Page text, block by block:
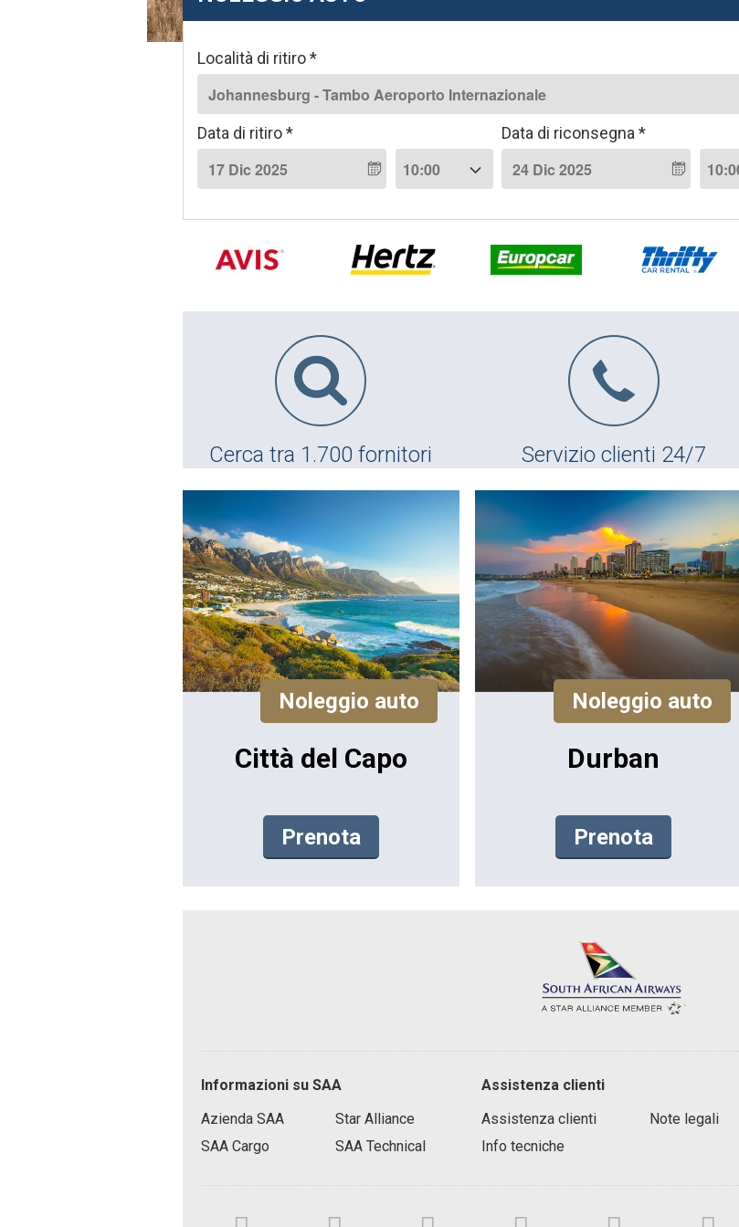
a
Località di ritiro *
Data di ritiro *
Data di riconsegna *
Cerca tra 1.700 fornitori Servizio clienti 24/7
Città del Capo
Noleggio auto
Prenota
Durban
Noleggio auto
Prenota
i
è
d
p
Informazioni su SAA
Azienda SAA
Star Alliance
SAA Cargo
SAA Technical
Assistenza clienti
Assistenza clienti
Note legali
Info tecniche